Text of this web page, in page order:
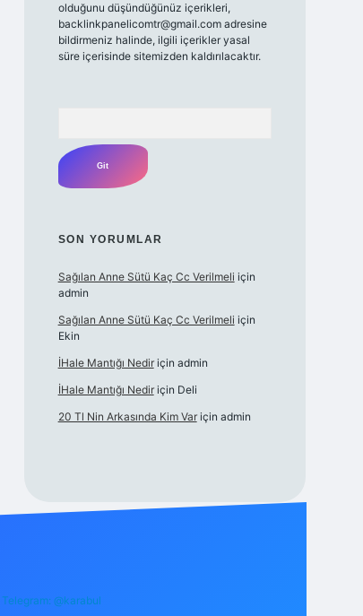
olduğunu düşündüğünüz içerikleri,
backlinkpanelicomtr@gmail.comadresine
bildirmeniz halinde, ilgili içerikler yasal
süre içerisinde sitemizden kaldırılacaktır.
SON YORUMLAR
Sağılan Anne Sütü Kaç Cc Verilmeli için
admin
Sağılan Anne Sütü Kaç Cc Verilmeli için
Ekin
İHale Mantığı Nediriçin admin
İHale Mantığı Nediriçin Deli
20 Tl Nin Arkasında Kim Variçin admin
Telegram: @karabul